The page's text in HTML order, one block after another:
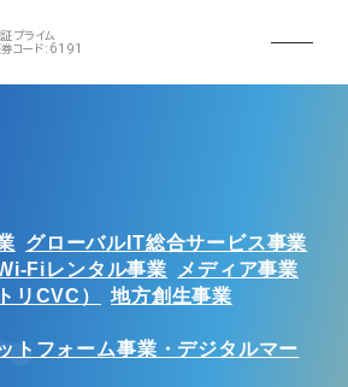
プライム
券コード:6191
グローバルIT総合サービス事業
Fiレンタル事業
メディア事業
リCVC）
地方創生事業
トフォーム事業・デジタルマー